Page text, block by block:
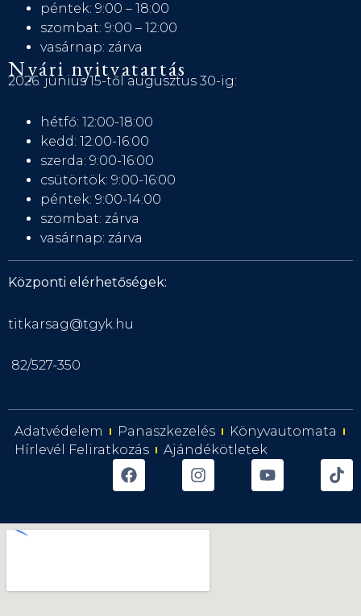
péntek: 9:00 – 18:00
szombat: 9:00 – 12:00
vasárnap: zárva
Nyári nyitvatartás
2026. június 15-től augusztus 30-ig:
hétfő: 12:00-18:00
kedd: 12:00-16:00
szerda: 9:00-16:00
csütörtök: 9:00-16:00
péntek: 9:00-14:00
szombat: zárva
vasárnap: zárva
Központi elérhetőségek:
titkarsag@tgyk.hu
82/527-350
Adatvédelem Panaszkezelés
Könyvautomata
Hírlevél Feliratkozás
Ajándékötletek